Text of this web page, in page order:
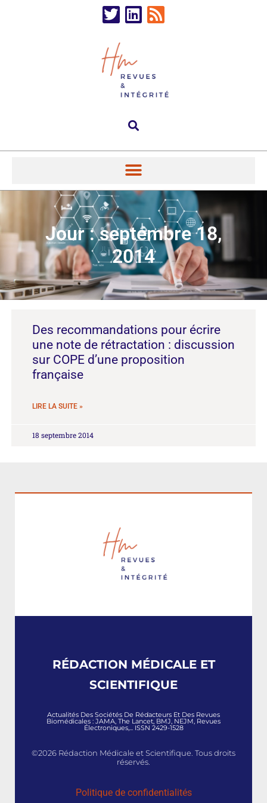
Jour : septembre 18,
2014
Des recommandations pour écrire
une note de rétractation : discussion
sur COPE d’une proposition
française
LIRE LA SUITE »
18 septembre 2014
RÉDACTION MÉDICALE ET
SCIENTIFIQUE
Actualités Des Sociétés De Rédacteurs Et Des Revues
Biomédicales : JAMA, The Lancet, BMJ, NEJM, Revues
Électroniques,... ISSN 2429-1528
©2026 Rédaction Médicale et Scientifique. Tous droits
réservés.
Politique de confidentialités